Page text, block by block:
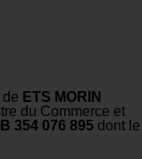
de ETS MORIN
du Commerce et
B 354 076 895 dont le